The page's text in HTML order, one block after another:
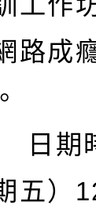
路成
日期
五）